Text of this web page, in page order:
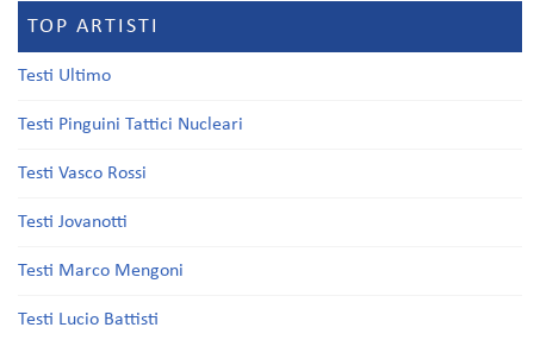
TOP ARTISTI
Testi Ultimo
Testi Pinguini Tattici Nucleari
Testi Vasco Rossi
Testi Jovanotti
Testi Marco Mengoni
Testi Lucio Battisti